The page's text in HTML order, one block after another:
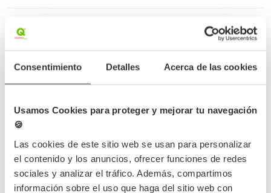
Consentimiento Detalles Acerca de las cookies
Usamos Cookies para proteger y mejorar tu navegación
🍪
Las cookies de este sitio web se usan para personalizar
el contenido y los anuncios, ofrecer funciones de redes
sociales y analizar el tráfico. Además, compartimos
información sobre el uso que haga del sitio web con
Erro desconhecido